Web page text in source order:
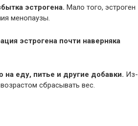
эстрогена. Мало того, эстроген
менопаузы.
эстрогена почти наверняка
на еду, питье и другие добавки. Из-
сбрасывать вес.